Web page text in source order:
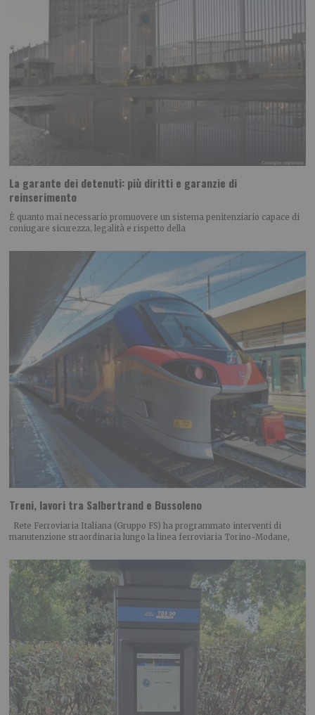
La garante dei detenuti: più diritti e garanzie di
reinserimento
È quanto mai necessario promuovere un sistema penitenziario capace di
coniugare sicurezza, legalità e rispetto della
Treni, lavori tra Salbertrand e Bussoleno
Rete Ferroviaria Italiana (Gruppo FS) ha programmato interventi di
manutenzione straordinaria lungo la linea ferroviaria Torino-Modane,